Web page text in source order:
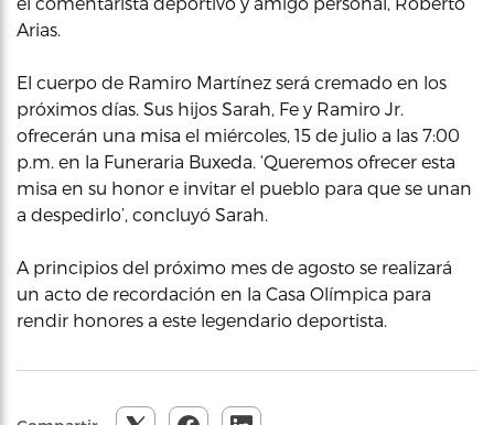
Arias.
El cuerpo de Ramiro Martínez será cremado en los
próximos días. Sus hijos Sarah, Fe y Ramiro Jr.
ofrecerán una misa el miércoles, 15 de julio a las 7:00
p.m. en la Funeraria Buxeda. ‘Queremos ofrecer esta
misa en su honor e invitar el pueblo para que se unan
a despedirlo’, concluyó Sarah.
A principios del próximo mes de agosto se realizará
un acto de recordación en la Casa Olímpica para
rendir honores a este legendario deportista.